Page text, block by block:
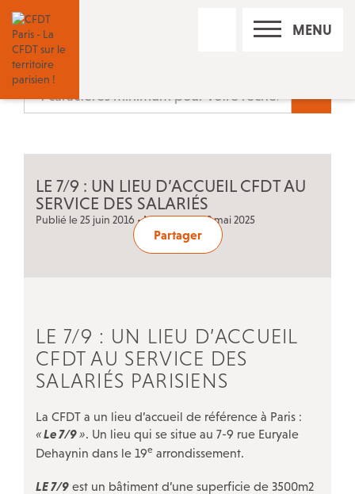
RECHERCHE MENU
Nos réseaux sociaux
Contact
Trouver un conseiller du salarié
ÉVÉNEMENTS
Campagnes
Décryptage
LE 7/9 : UN LIEU D’ACCUEIL CFDT AU
SERVICE DES SALARIÉS
Publié le 25 juin 2016 • Mis à jour le 22 mai 2025
Partager
LE 7/9 : UN LIEU D’ACCUEIL
CFDT AU SERVICE DES
SALARIÉS PARISIENS
La CFDT a un lieu d’accueil de référence à Paris :
«Le 7/9». Un lieu qui se situe au 7-9 rue Euryale
Dehaynin dans le 19e arrondissement.
LE 7/9 est un bâtiment d’une superficie de 3500m2